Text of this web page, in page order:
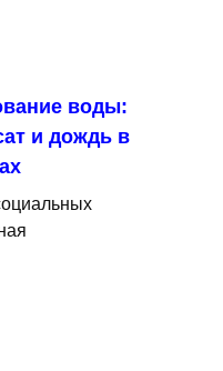
воды:
и дождь в